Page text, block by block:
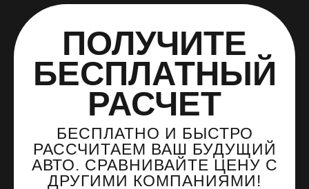
ПОЛУЧИТЕ
БЕСПЛАТНЫЙ
РАСЧЕТ
БЕСПЛАТНО И БЫСТРО
РАССЧИТАЕМ ВАШ БУДУЩИЙ
АВТО. СРАВНИВАЙТЕ ЦЕНУ С
ДРУГИМИ КОМПАНИЯМИ!